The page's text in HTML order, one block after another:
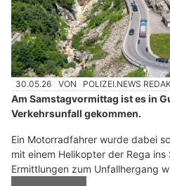
30.05.26 VON POLIZEI.NEWS
Am Samstagvormittag ist es in
Verkehrsunfall gekommen.
Ein Motorradfahrer wurde dabei
mit einem Helikopter der Rega
Ermittlungen zum Unfallhergang